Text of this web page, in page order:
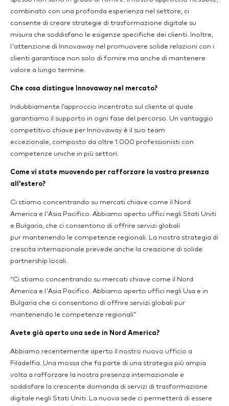
combinato con una profonda esperienza nel settore, ci
consente di creare strategie di trasformazione digitale su
misura che soddisfano le esigenze specifiche dei clienti. Inoltre,
l'attenzione di Innovaway nel promuovere solide relazioni con i
clienti garantisce non solo di fornire ma anche di mantenere
valore a lungo termine.
Che cosa distingue Innovaway nel mercato?
Indubbiamente l’approccio incentrato sul cliente al quale
garantiamo il supporto in ogni fase del percorso. Un vantaggio
competitivo chiave per Innovaway è il suo team
eccezionale, composto da oltre 1.000 professionisti con
competenze uniche in più settori.
Come vi state muovendo per rafforzare la vostra presenza
all'estero?
Ci stiamo concentrando su mercati chiave come il Nord
America e l'Asia Pacifico. Abbiamo aperto uffici negli Stati Uniti
e Bulgaria, che ci consentono di offrire servizi globali
pur mantenendo le competenze regionali. La nostra strategia di
crescita internazionale prevede anche la creazione di solide
partnership locali.
“Ci stiamo concentrando su mercati chiave come il Nord
America e l'Asia Pacifico. Abbiamo aperto uffici negli Usa e in
Bulgaria che ci consentono di offrire servizi globali pur
mantenendo le competenze regionali”
Avete già aperto una sede in Nord America?
Abbiamo recentemente aperto il nostro nuovo ufficio a
Filadelfia. Una mossa che fa parte di una strategia più ampia
volta a rafforzare la nostra presenza internazionale e
soddisfare la crescente domanda di servizi di trasformazione
digitale negli Stati Uniti. La nuova sede ci permetterà di essere